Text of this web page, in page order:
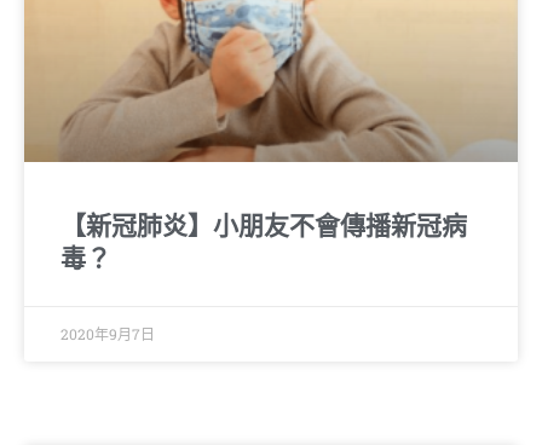
【新冠肺炎】小朋友不會傳播新冠病
毒？
2020年9月7日